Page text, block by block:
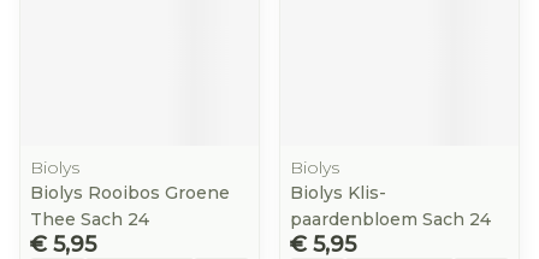
Biolys
Biolys Rooibos Groene
Thee Sach 24
€ 5,95
Biolys
Biolys Klis-
paardenbloem Sach 24
€ 5,95